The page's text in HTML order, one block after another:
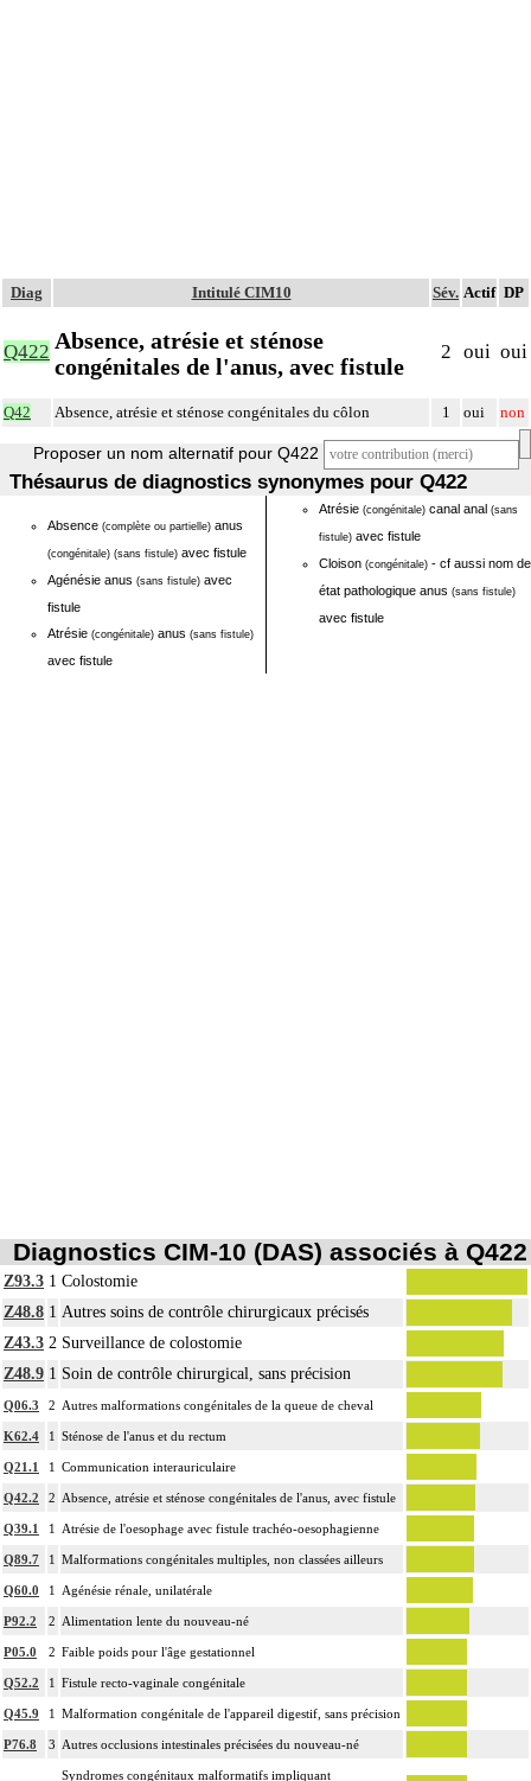
Diag Intitulé CIM10 Sév. Actif DP
Q422 Absence, atrésie et sténose
congénitales de l'anus, avec fistule
2 oui oui
Q42 Absence, atrésie et sténose congénitales du côlon 1 oui non
Proposer un nom alternatif pour Q422
Thésaurus de diagnostics synonymes pour Q422
Absence (complète ou partielle) anus
(congénitale) (sans fistule) avec fistule
Agénésie anus (sans fistule) avec
fistule
Atrésie (congénitale) anus (sans fistule)
avec fistule
Atrésie (congénitale) canal anal (sans
fistule) avec fistule
Cloison (congénitale) - cf aussi nom de
état pathologique anus (sans fistule)
avec fistule
Diagnostics CIM-10 (DAS) associés à Q422
Z93.3 1 Colostomie
Z48.8 1 Autres soins de contrôle chirurgicaux précisés
Z43.3 2 Surveillance de colostomie
Z48.9 1 Soin de contrôle chirurgical, sans précision
Q06.3 2 Autres malformations congénitales de la queue de cheval
K62.4 1 Sténose de l'anus et du rectum
Q21.1 1 Communication interauriculaire
Q42.2 2 Absence, atrésie et sténose congénitales de l'anus, avec fistule
Q39.1 1 Atrésie de l'oesophage avec fistule trachéo-oesophagienne
Q89.7 1 Malformations congénitales multiples, non classées ailleurs
Q60.0 1 Agénésie rénale, unilatérale
P92.2 2 Alimentation lente du nouveau-né
P05.0 2 Faible poids pour l'âge gestationnel
Q52.2 1 Fistule recto-vaginale congénitale
Q45.9 1 Malformation congénitale de l'appareil digestif, sans précision
P76.8 3 Autres occlusions intestinales précisées du nouveau-né
Syndromes congénitaux malformatifs impliquant